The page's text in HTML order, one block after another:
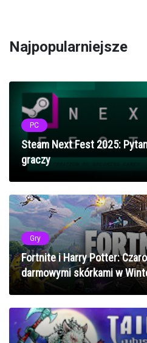
Najpopularniejsze
PC
Steam Next Fest 2025:
graczy
Gry
Fortnite i Harry Potter:
darmowymi skórkami w